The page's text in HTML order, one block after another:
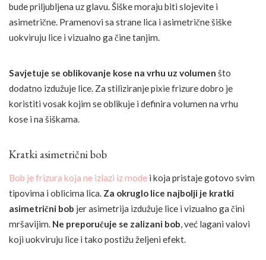
bude priljubljena uz glavu. Šiške moraju biti slojevite i
asimetrične. Pramenovi sa strane lica i asimetrične šiške
uokviruju lice i vizualno ga čine tanjim.
Savjetuje se oblikovanje kose na vrhu uz volumen što
dodatno izdužuje lice. Za stiliziranje pixie frizure dobro je
koristiti vosak kojim se oblikuje i definira volumen na vrhu
kose i na šiškama.
Kratki asimetrični bob
Bob je frizura koja ne izlazi iz mode i koja pristaje gotovo svim
tipovima i oblicima lica. Za okruglo lice najbolji je kratki
asimetrični bob jer asimetrija izdužuje lice i vizualno ga čini
mršavijim. Ne preporučuje se zalizani bob , već lagani valovi
koji uokviruju lice i tako postižu željeni efekt.